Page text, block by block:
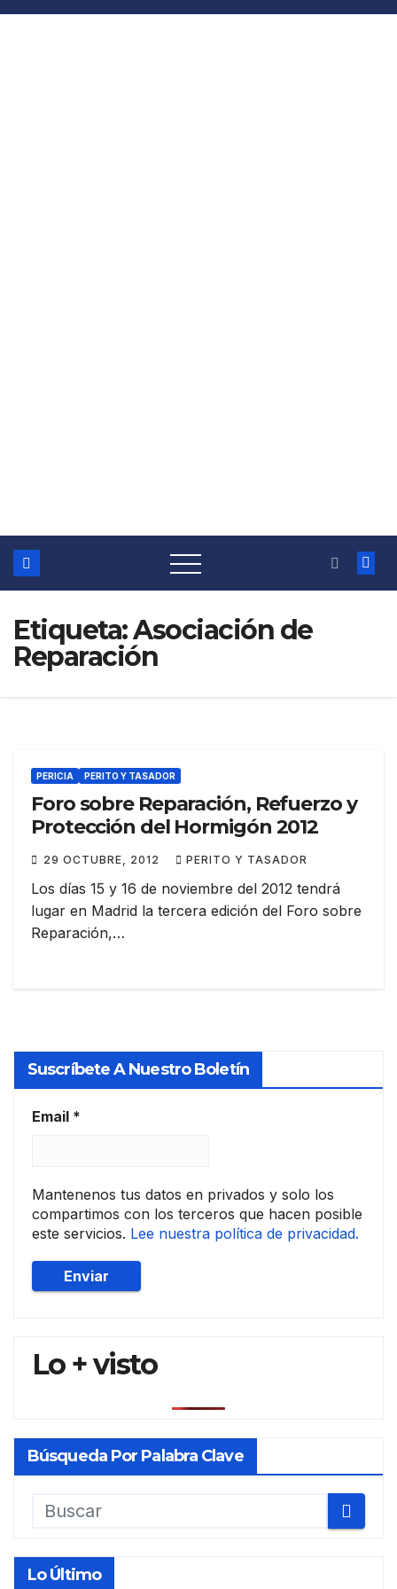
Saltar
Etiqueta:Asociación de
Reparación
PERICIA PERITO Y TASADOR
Foro sobre Reparación, Refuerzo y
Protección del Hormigón 2012
29 OCTUBRE, 2012 PERITO Y TASADOR
Los días 15 y 16 de noviembre del 2012 tendrá
lugar en Madrid la tercera edición del Foro sobre
Reparación,…
Suscríbete A Nuestro Boletín
Email *
Mantenenos tus datos en privados y solo los
compartimos con los terceros que hacen posible
este servicios. Lee nuestra política de privacidad.
Lo + visto
Búsqueda Por Palabra Clave
Lo Último